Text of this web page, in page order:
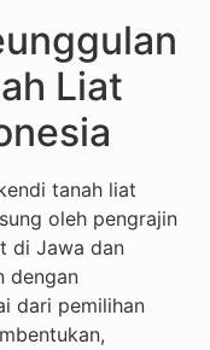
Liat
tanah liat
oleh pengrajin
di Jawa dan
dengan
dari pemilihan